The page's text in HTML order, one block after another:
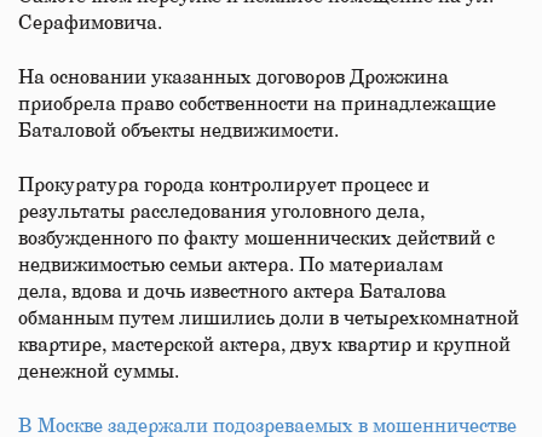
Серафимовича.
На основании указанных договоров Дрожжина
приобрела право собственности на принадлежащие
Баталовой объекты недвижимости.
Прокуратура города контролирует процесс и
результаты расследования уголовного дела,
возбужденного по факту мошеннических действий с
недвижимостью семьи актера. По материалам
дела, вдова и дочь известного актера Баталова
обманным путем лишились доли в четырехкомнатной
квартире, мастерской актера, двух квартир и крупной
денежной суммы.
В Москве задержали подозреваемых в мошенничестве